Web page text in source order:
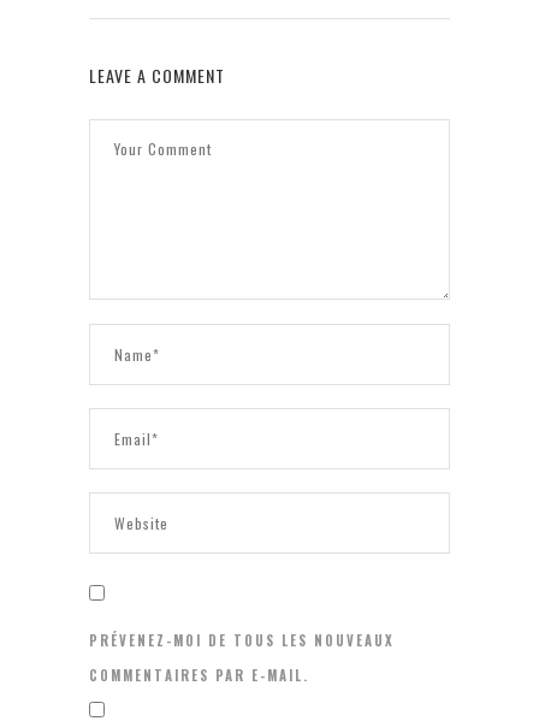
LEAVE A COMMENT
PRÉVENEZ-MOI DE TOUS LES NOUVEAUX
COMMENTAIRES PAR E-MAIL.